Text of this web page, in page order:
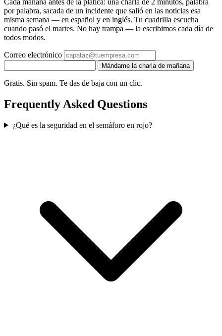
Cada mañana antes de la plática: una charla de 2 minutos, palabra
por palabra, sacada de un incidente que salió en las noticias esa
misma semana — en español y en inglés. Tu cuadrilla escucha
cuando pasó el martes. No hay trampa — la escribimos cada día de
todos modos.
Correo electrónico
Mándame la charla de mañana
Gratis. Sin spam. Te das de baja con un clic.
Frequently Asked Questions
¿Qué es la seguridad en el semáforo en rojo?